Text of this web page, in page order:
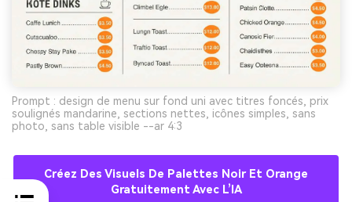
Prompt : design de menu sur fond uni avec titres foncés, prix
soulignés mandarine, sections nettes, icônes simples, sans
photo, sans table visible --ar 4:3
Créez Des Visuels De Palettes Noir Et Orange
Gratuitement Avec L’IA